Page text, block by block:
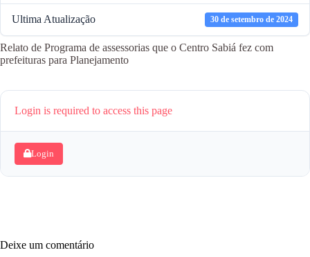
Ultima Atualização 30 de setembro de 2024
Relato de Programa de assessorias que o Centro Sabiá fez com
prefeituras para Planejamento
Login is required to access this page
Login
Deixe um comentário